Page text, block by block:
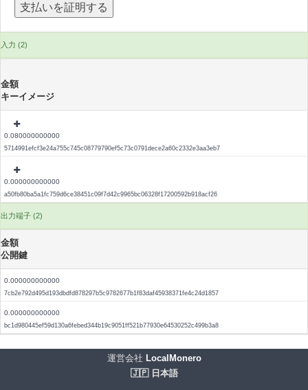
入力 (2)
金額
キーイメージ
0.080000000000
5714991efcf3e24a755c745c08779790ef5c73c0791dece2a60c2332e3aa3eb7
0.000000000000
a50fb80ba5a1fc759d6ce38451c09f7d42c9965bc06328f17200592b918acf26
出力端子 (2)
金額
公開鍵
0.000000000000
7cb2e792d495d193dbdfd878297b5c9782677b1f83daf45938371fe4c24d1857
0.000000000000
bc1d980445ef59d130a6febed344b19c9051ff521b77930e64530252c499b3a8
運営会社 LocalMonero
🇯🇵 日本語